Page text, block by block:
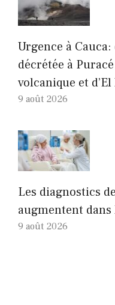
Urgence à
décrétée à
volcanique et
9 août 2026
Les diagnostics
augmentent dans
9 août 2026